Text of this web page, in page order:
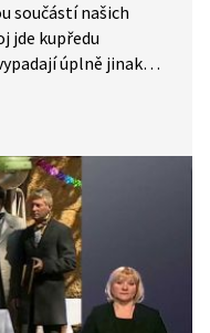
součástí našich
jde kupředu
úplně jinak
vědět, kdy, kde
nevhodné, ať už
nebo